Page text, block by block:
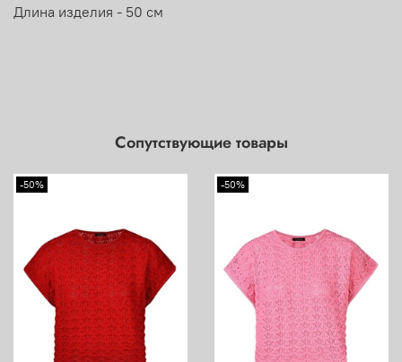
Длина изделия - 50 см
Сопутствующие товары
-50% -50%